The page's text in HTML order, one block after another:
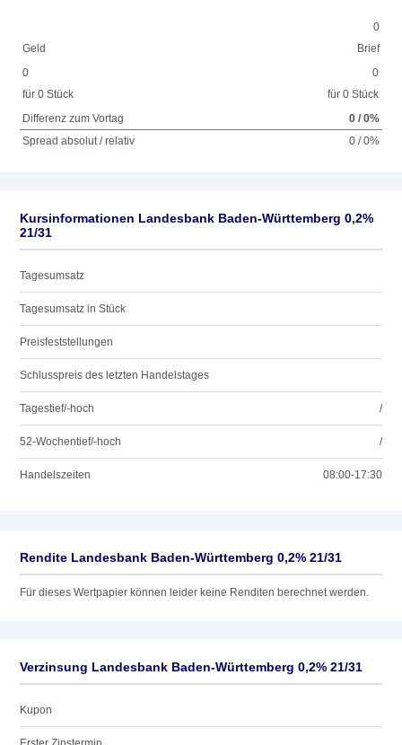
0
Geld
Brief
0
für 0 Stück
0
für 0 Stück
Differenz zum Vortag
0 / 0%
Spread absolut / relativ
0 / 0%
Kursinformationen Landesbank Baden-Württemberg 0,2%
21/31
Tagesumsatz
Tagesumsatz in Stück
Preisfeststellungen
Schlusspreis des letzten Handelstages
Tagestief/-hoch /
52-Wochentief/-hoch /
Handelszeiten 08:00-17:30
Rendite Landesbank Baden-Württemberg 0,2% 21/31
Für dieses Wertpapier können leider keine Renditen berechnet werden.
Verzinsung Landesbank Baden-Württemberg 0,2% 21/31
Kupon